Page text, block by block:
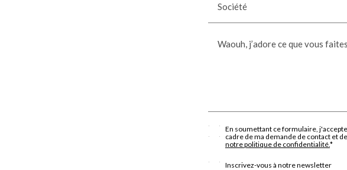
Société
Waouh, j’adore ce que vous
En soumettant ce formulaire,
cadre de ma demande de contact et
notre politique de confidentialité.*
Inscrivez-vous à notre newsletter